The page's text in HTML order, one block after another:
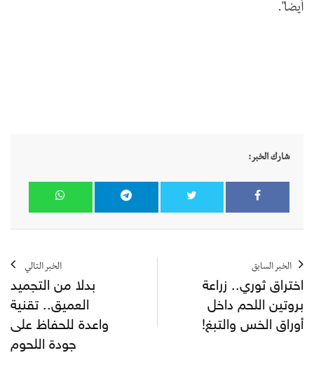
أيضا".
شارك الخبر:
الخبر السابق
اختراق ثوري.. زراعة
بروتين اللحم داخل
أوراق الخس والتبغ!
الخبر التالي
بدلا من التجميد
العميق.. تقنية
واعدة للحفاظ على
جودة اللحوم